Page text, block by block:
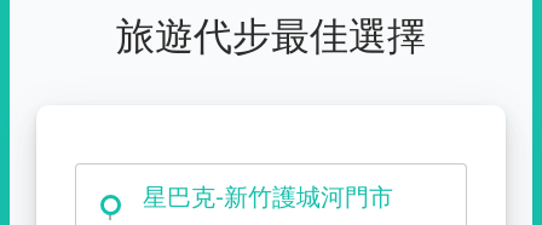
旅遊代步最佳選擇
大霸尖山登山口